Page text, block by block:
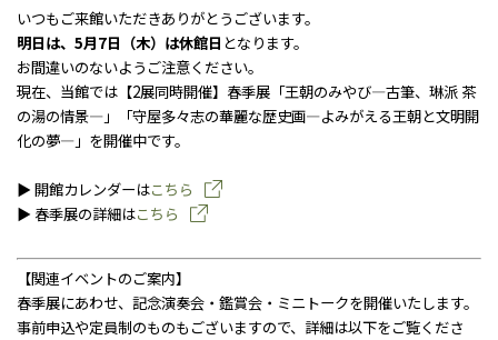
お問い合わせ
個人情報保護方針
サイトのご利用にあたって
サイトマップ
荏原畠山記念文化財団について
いつもご来館いただきありがとうございます。
明日は、5月7日（木）は休館日 となります。
お間違いのないようご注意ください。
現在、当館では【2展同時開催】春季展「王朝のみやび―古筆、琳派 茶
の湯の情景―」「守屋多々志の華麗な歴史画―よみがえる王朝と文明開
化の夢―」を開催中です。
▶ 開館カレンダーはこちら
▶ 春季展の詳細はこちら
【関連イベントのご案内】
春季展にあわせ、記念演奏会・鑑賞会・ミニトークを開催いたします。
事前申込や定員制のものもございますので、詳細は以下をご覧くださ